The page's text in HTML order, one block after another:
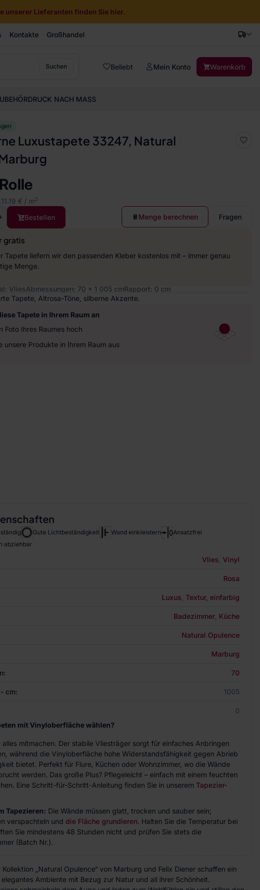
unserer Lieferanten finden Sie hier.
Kontakte Großhandel
Suchen Beliebt Mein Konto Warenkorb
DRUCK NACH MASS
Luxustapete 33247, Natural
11.19 € / m2
Bestellen Menge berechnen Fragen
gratis
Tapete liefern wir den passenden Kleber kostenlos mit – immer genau
Menge.
VliesAbmessungen: 70 x 1 005 cmRapport: 0 cm
Tapete, Altrosa-Töne, silberne Akzente.
Tapete in Ihrem Raum an
Foto Ihres Raumes hoch
unsere Produkte in Ihrem Raum aus
Gute Lichtbeständigkeit Wand einkleistern
Ansatzfrei
abziehbar
Vlies Vinyl
Rosa
Luxus Textur, einfarbig
Badezimmer Küche
Natural Opulence
Marburg
70
cm: 1005
0
mit Vinyloberfläche wählen?
alles mitmachen. Der stabile Vliesträger sorgt für einfaches Anbringen
während die Vinyloberfläche hohe Widerstandsfähigkeit gegen Abrieb
bietet. Perfekt für Flure, Küchen oder Wohnzimmer, wo die Wände
werden. Das große Plus? Pflegeleicht – einfach mit einem feuchten
Eine Schritt-für-Schritt-Anleitung finden Sie in unserem Tapezier-
Tapezieren: Die Wände müssen glatt, trocken und sauber sein;
verspachteln und die Fläche grundieren. Halten Sie die Temperatur bei
Sie mindestens 48 Stunden nicht und prüfen Sie stets die
(Batch Nr.).
„Natural Opulence“ von Marburg und Felix Diener schaffen ein
Ambiente mit Bezug zur Natur und all ihrer Schönheit.